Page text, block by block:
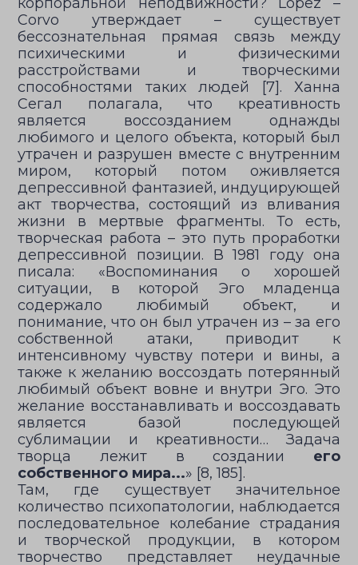
Corvo утверждает – существует
бессознательная прямая связь между
психическими и физическими
расстройствами и творческими
способностями таких людей [7]. Ханна
Сегал полагала, что креативность
является воссозданием однажды
любимого и целого объекта, который был
утрачен и разрушен вместе с внутренним
миром, который потом оживляется
депрессивной фантазией, индуцирующей
акт творчества, состоящий из вливания
жизни в мертвые фрагменты. То есть,
творческая работа – это путь проработки
депрессивной позиции. В 1981 году она
писала: «Воспоминания о хорошей
ситуации, в которой Эго младенца
содержало любимый объект, и
понимание, что он был утрачен из – за его
собственной атаки, приводит к
интенсивному чувству потери и вины, а
также к желанию воссоздать потерянный
любимый объект вовне и внутри Эго. Это
желание восстанавливать и воссоздавать
является базой последующей
сублимации и креативности… Задача
творца лежит в создании его
собственного мира...» [8, 185].
Там, где существует значительное
количество психопатологии, наблюдается
последовательное колебание страдания
и творческой продукции, в котором
творчество представляет неудачные